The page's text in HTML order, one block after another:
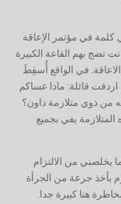
من عام ٢٠١٢ وانا القي كلمة في مؤتمر الإعاقة
تضج بهم القاعة الكبيرة
في الواقع أُسقِطَ
اردفت قائلة: ماذا عساكم
من ذوي متلازمة داون؟
يفي بجميع
يخلصني من الالتزام
بأخذ جرعة من الجرأة
هنا كبيرة جدا.